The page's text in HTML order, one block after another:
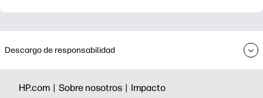
Descargo de responsabilidad
HP.com | Sobre nosotros | Impacto